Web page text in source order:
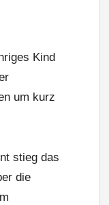
Kind
um kurz
stieg das
die